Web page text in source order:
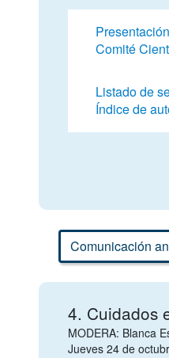
Comité
Listado de
Índice de
Comunicación
4. Cuidados
MODERA: Blanca
Jueves 24 de